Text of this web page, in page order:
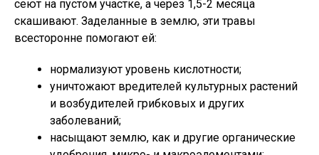
сеют на пустом участке, а через 1,5-2 месяца
скашивают. Заделанные в землю, эти травы
всесторонне помогают ей:
нормализуют уровень кислотности;
уничтожают вредителей культурных растений
и возбудителей грибковых и других
заболеваний;
насыщают землю, как и другие органические